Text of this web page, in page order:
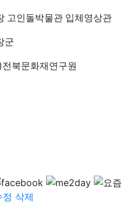
고인돌박물관 입체영상관
군
)전북문화재연구원
정 삭제